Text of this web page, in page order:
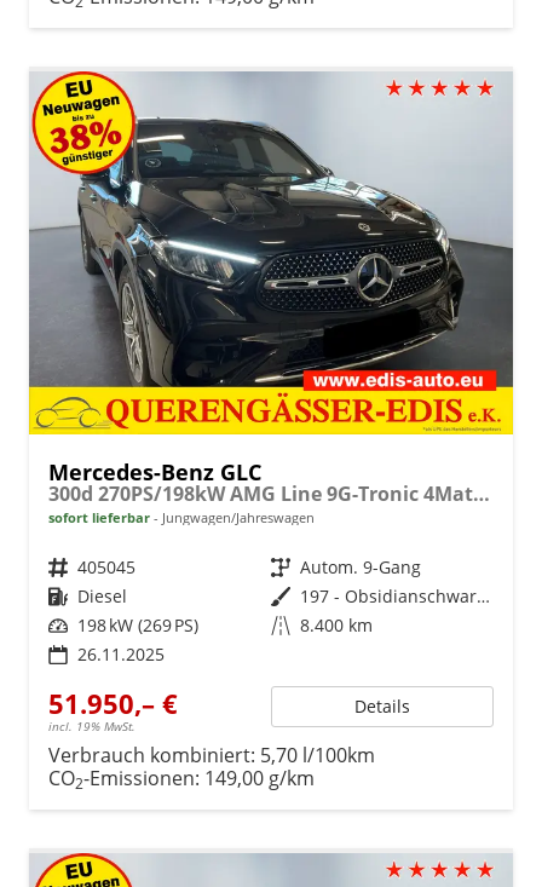
Mercedes-Benz GLC
300d 270PS/198kW AMG Line 9G-Tronic 4Matic 2026 +AHK +Fahren Assistent Paket
sofort lieferbar Jungwagen/Jahreswagen
Fahrzeugnr. 405045 Getriebe Autom. 9-Gang
Kraftstoff Diesel Außenfarbe
197 - Obsidianschwarz Metalliclack
Leistung 198 kW (269 PS) Kilometerstand 8.400 km
26.11.2025
51.950,– €
incl. 19% MwSt.
Details
Verbrauch kombiniert: 5,70 l/100km
CO2-Emissionen: 149,00 g/km